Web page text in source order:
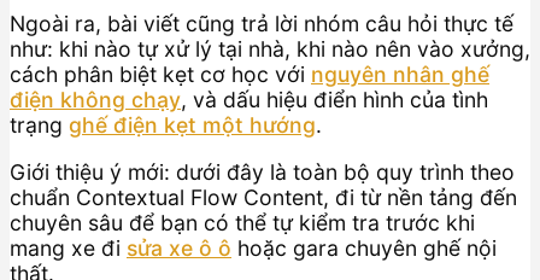
Ngoài ra, bài viết cũng trả lời nhóm câu hỏi thực tế
như: khi nào tự xử lý tại nhà, khi nào nên vào xưởng,
cách phân biệt kẹt cơ học với nguyên nhân ghế
điện không chạy, và dấu hiệu điển hình của tình
trạng ghế điện kẹt một hướng.
Giới thiệu ý mới: dưới đây là toàn bộ quy trình theo
chuẩn Contextual Flow Content, đi từ nền tảng đến
chuyên sâu để bạn có thể tự kiểm tra trước khi
mang xe đi sửa xe ô ô hoặc gara chuyên ghế nội
thất.